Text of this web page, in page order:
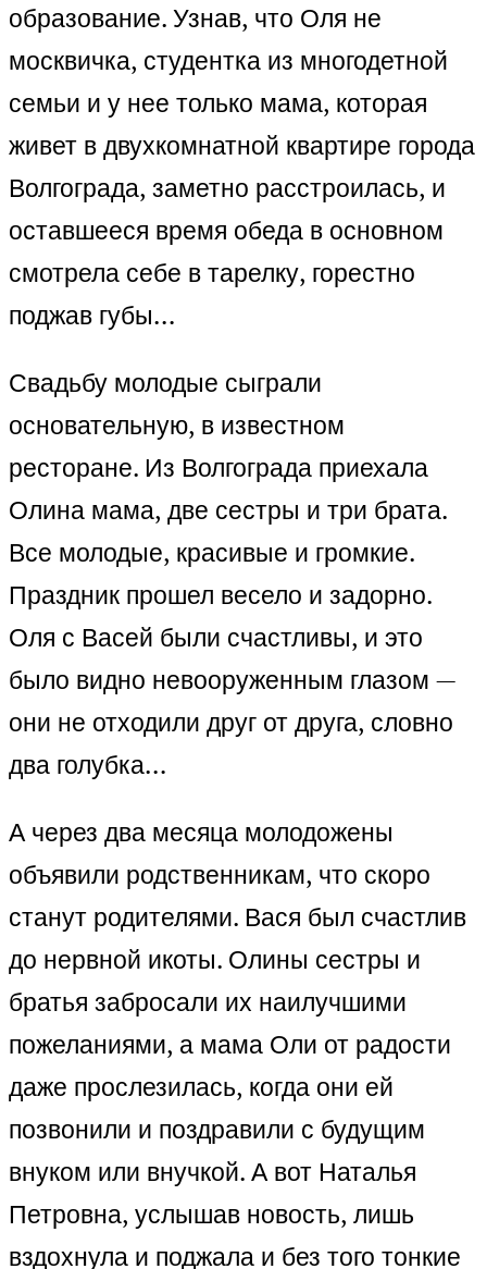
образование. Узнав, что Оля не
москвичка, студентка из многодетной
семьи и у нее только мама, которая
живет в двухкомнатной квартире города
Волгограда, заметно расстроилась, и
оставшееся время обеда в основном
смотрела себе в тарелку, горестно
поджав губы…
Свадьбу молодые сыграли
основательную, в известном
ресторане. Из Волгограда приехала
Олина мама, две сестры и три брата.
Все молодые, красивые и громкие.
Праздник прошел весело и задорно.
Оля с Васей были счастливы, и это
было видно невооруженным глазом —
они не отходили друг от друга, словно
два голубка…
А через два месяца молодожены
объявили родственникам, что скоро
станут родителями. Вася был счастлив
до нервной икоты. Олины сестры и
братья забросали их наилучшими
пожеланиями, а мама Оли от радости
даже прослезилась, когда они ей
позвонили и поздравили с будущим
внуком или внучкой. А вот Наталья
Петровна, услышав новость, лишь
вздохнула и поджала и без того тонкие